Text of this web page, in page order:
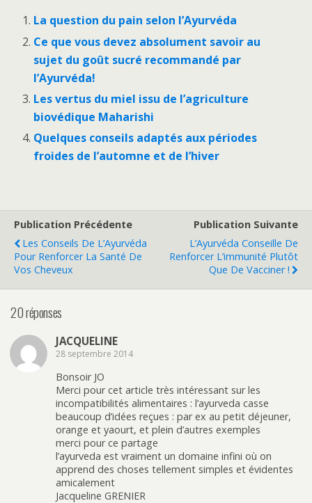
La question du pain selon l’Ayurvéda
Ce que vous devez absolument savoir au
sujet du goût sucré recommandé par
l’Ayurvéda!
Les vertus du miel issu de l’agriculture
biovédique Maharishi
Quelques conseils adaptés aux périodes
froides de l’automne et de l’hiver
Publication Précédente
Les Conseils De L’Ayurvéda
Pour Renforcer La Santé De
Vos Cheveux
Publication Suivante
L’Ayurvéda Conseille De
Renforcer L’immunité Plutôt
Que De Vacciner !
20 réponses
JACQUELINE
28 septembre 2014
Bonsoir JO
Merci pour cet article très intéressant sur les
incompatibilités alimentaires : l’ayurveda casse
beaucoup d’idées reçues : par ex au petit déjeuner,
orange et yaourt, et plein d’autres exemples
merci pour ce partage
l’ayurveda est vraiment un domaine infini où on
apprend des choses tellement simples et évidentes
amicalement
Jacqueline GRENIER